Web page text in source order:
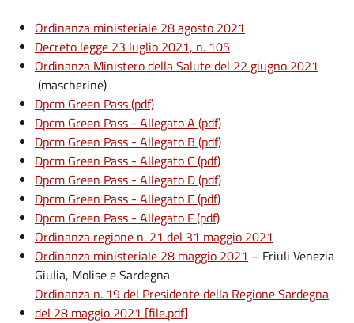
Ordinanza ministeriale 28 agosto 2021
Decreto legge 23 luglio 2021, n. 105
Ordinanza Ministero della Salute del 22 giugno 2021
(mascherine)
Dpcm Green Pass (pdf)
Dpcm Green Pass - Allegato A (pdf)
Dpcm Green Pass - Allegato B (pdf)
Dpcm Green Pass - Allegato C (pdf)
Dpcm Green Pass - Allegato D (pdf)
Dpcm Green Pass - Allegato E (pdf)
Dpcm Green Pass - Allegato F (pdf)
Ordinanza regione n. 21 del 31 maggio 2021
Ordinanza ministeriale 28 maggio 2021 – Friuli Venezia
Giulia, Molise e Sardegna
Ordinanza n. 19 del Presidente della Regione Sardegna
del 28 maggio 2021 [file.pdf]